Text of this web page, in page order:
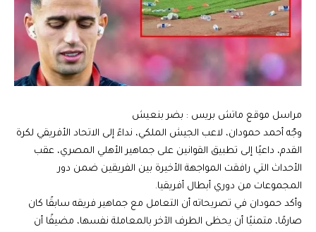
مراسل موقع ماتش بريس : بضر بنعيش
وجّه أحمد حمودان، لاعب الجيش الملكي، نداءً إلى الاتحاد الأفريقي لكرة
القدم، داعيًا إلى تطبيق القوانين على جماهير الأهلي المصري، عقب
الأحداث التي رافقت المواجهة الأخيرة بين الفريقين ضمن دور
المجموعات من دوري أبطال أفريقيا.
وأكد حمودان في تصريحاته أن التعامل مع جماهير فريقه سابقًا كان
صارمًا، متمنيًا أن يحظى الطرف الآخر بالمعاملة نفسها، مضيفًا أن